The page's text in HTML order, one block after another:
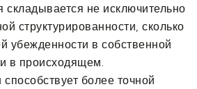
складывается не исключительно
структурированности, сколько
убежденности в собственной
в происходящем.
более точной